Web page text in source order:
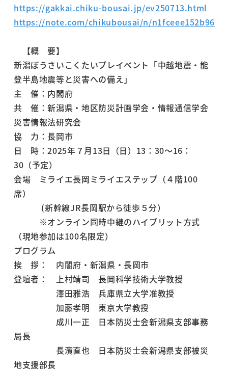
https://gakkai.chiku-bousai.jp/ev250713.html
https://note.com/chikubousai/n/n1fceee152b96
【概 要】
新潟ぼうさいこくたいプレイベント「中越地震・能
登半島地震等と災害への備え」
主 催：内閣府
共 催：新潟県・地区防災計画学会・情報通信学会
災害情報法研究会
協 力：長岡市
日 時：2025年７月13日（日）13：30～16：
30（予定）
会場 ミライエ長岡ミライエステップ（４階100
席）
(新幹線JR長岡駅から徒歩５分）
※オンライン同時中継のハイブリット方式
（現地参加は100名限定）
プログラム
挨 拶： 内閣府・新潟県・長岡市
登壇者： 上村靖司 長岡科学技術大学教授
澤田雅浩 兵庫県立大学准教授
加藤孝明 東京大学教授
成川一正 日本防災士会新潟県支部事務
局長
長濱直也 日本防災士会新潟県支部被災
地支援部長